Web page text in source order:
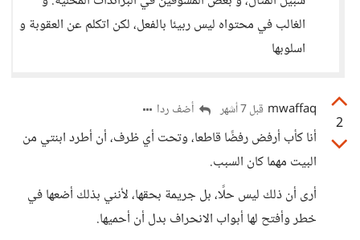
الغالب في محتواه ليس ربيئا بالفعل، لكن اتكلم عن العقوبة و
اسلوبها
2
mwaffaq قبل 7 أشهر أضف ردا
أنا كأب أرفض رفضًا قاطعا، وتحت أي ظرف، أن أطرد ابنتي من
البيت مهما كان السبب.
أرى أن ذلك ليس حلًا، بل جريمة بحقها، لأنني بذلك أضعها في
خطر وأفتح لها أبواب الانحراف بدل أن أحميها.